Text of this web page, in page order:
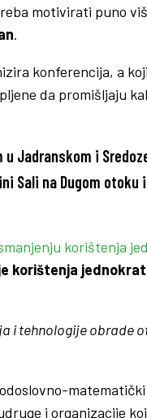
motivirati puno
.
konferencija, a
da promišljaju
Jadranskom i
Sali na Dugom otoku
korištenja
korištenja
i tehnologije obrade
i organizacije